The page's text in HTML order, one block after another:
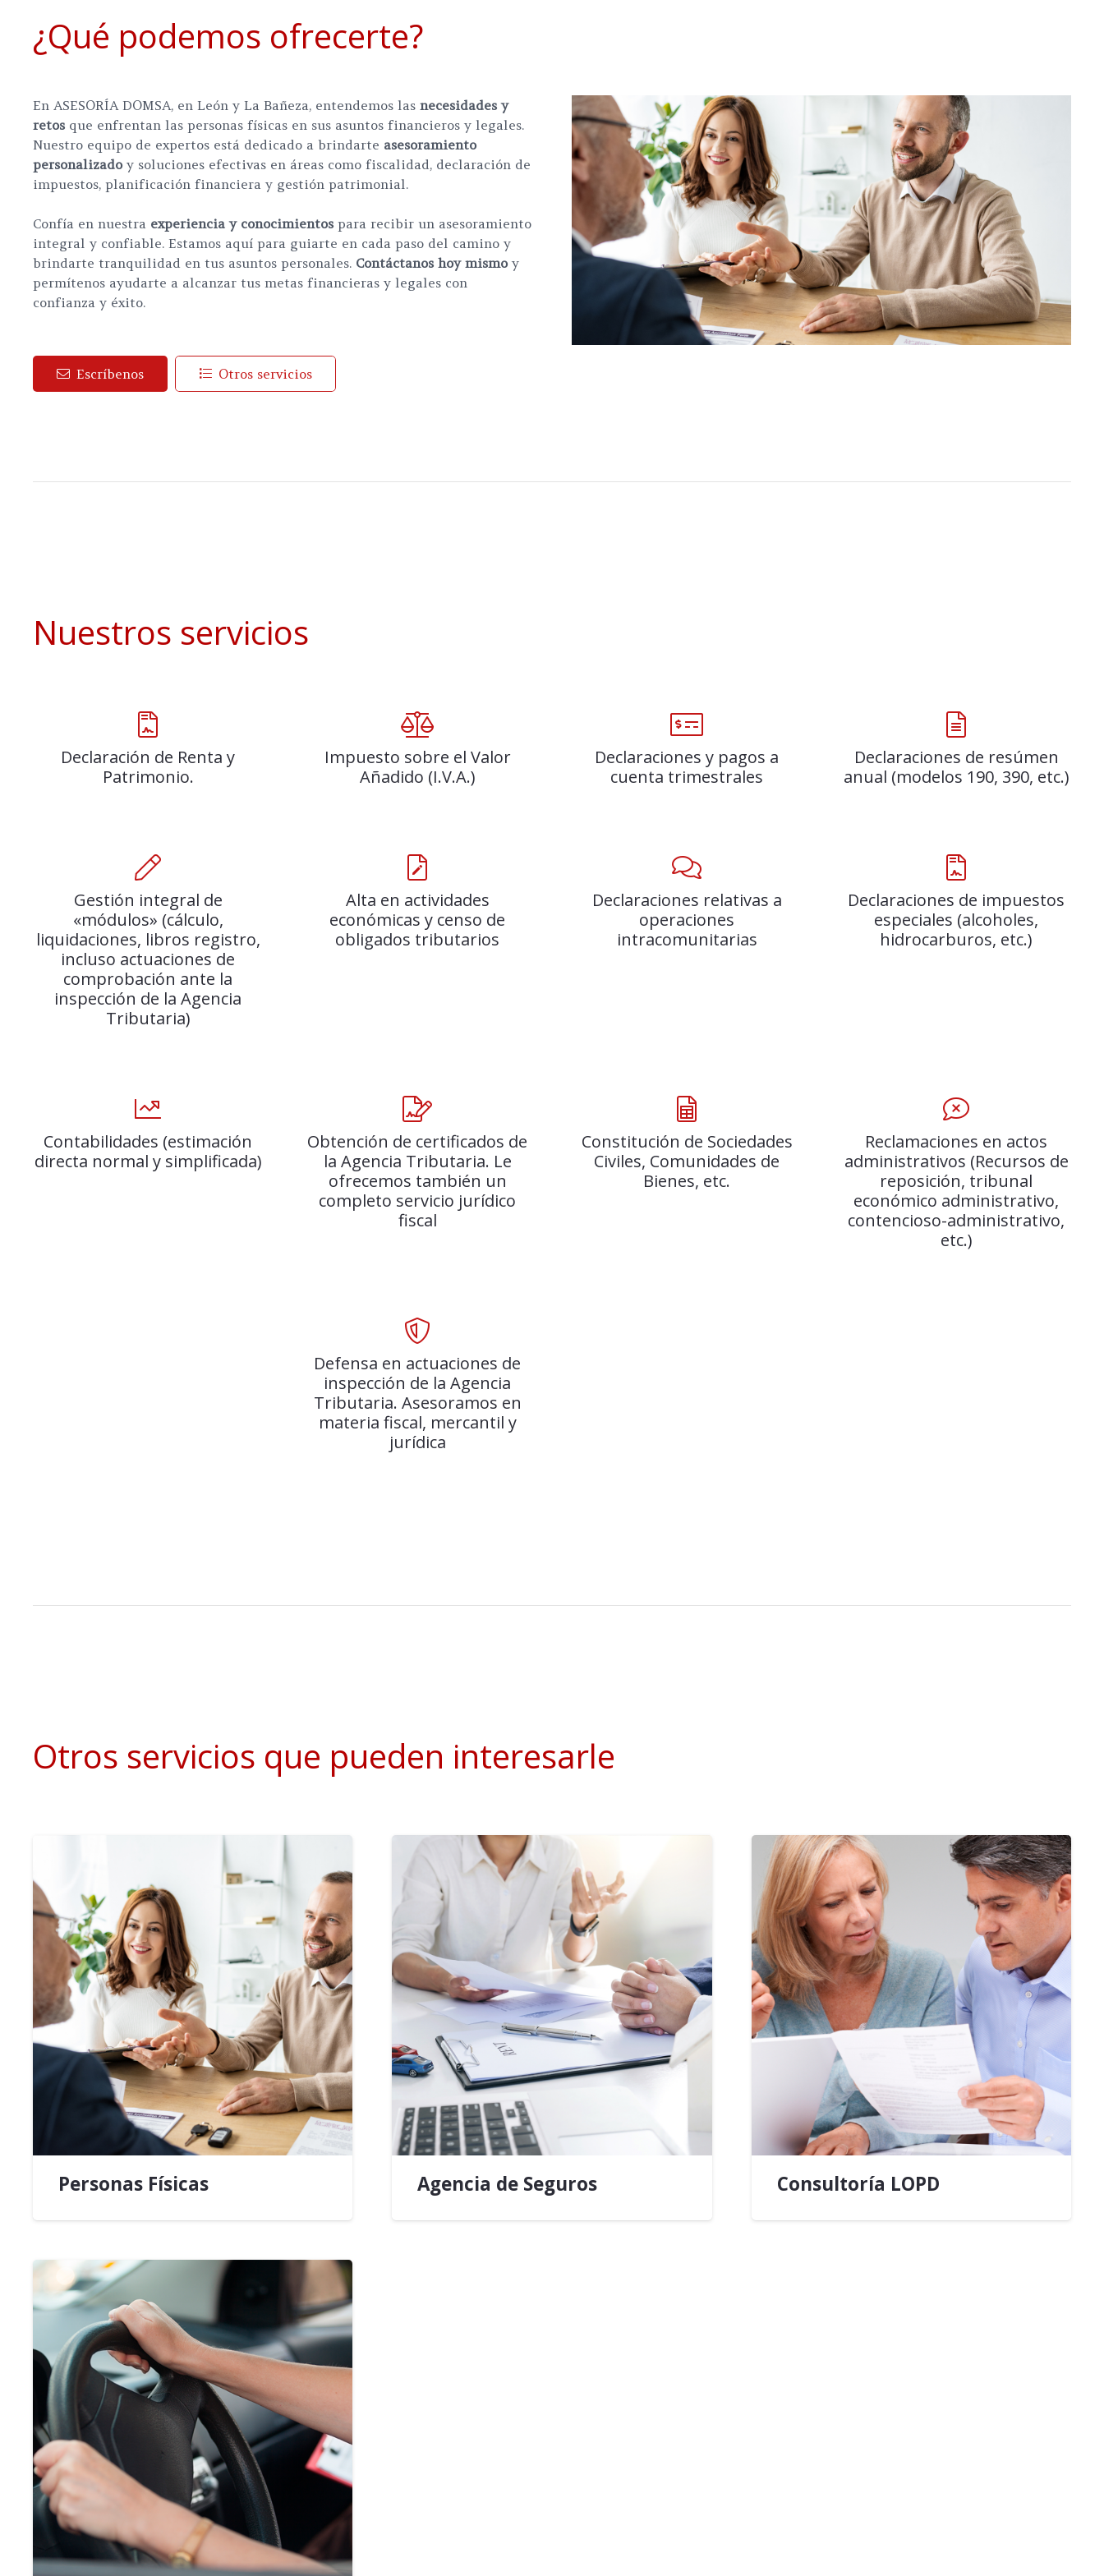
¿Qué podemos ofrecerte?
En ASESORÍA DOMSA, en León y La Bañeza, entendemos las necesidades y
retos que enfrentan las personas físicas en sus asuntos financieros y legales.
Nuestro equipo de expertos está dedicado a brindarte asesoramiento
personalizadoy soluciones efectivas en áreas como fiscalidad, declaración de
impuestos, planificación financiera y gestión patrimonial.
Confía en nuestra experiencia y conocimientos para recibir un asesoramiento
integral y confiable. Estamos aquí para guiarte en cada paso del camino y
brindarte tranquilidad en tus asuntos personales. Contáctanos hoy mismoy
permítenos ayudarte a alcanzar tus metas financieras y legales con
confianza y éxito.
Escríbenos Otros servicios
Nuestros servicios
Declaración de Renta y
Patrimonio.
Impuesto sobre el Valor
Añadido (I.V.A.)
Declaraciones y pagos a
cuenta trimestrales
Declaraciones de resúmen
anual (modelos 190, 390, etc.)
Gestión integral de
«módulos» (cálculo,
liquidaciones, libros registro,
incluso actuaciones de
comprobación ante la
inspección de la Agencia
Tributaria)
Alta en actividades
económicas y censo de
obligados tributarios
Declaraciones relativas a
operaciones
intracomunitarias
Declaraciones de impuestos
especiales (alcoholes,
hidrocarburos, etc.)
Contabilidades (estimación
directa normal y simplificada)
Obtención de certificados de
la Agencia Tributaria. Le
ofrecemos también un
completo servicio jurídico
fiscal
Constitución de Sociedades
Civiles, Comunidades de
Bienes, etc.
Reclamaciones en actos
administrativos (Recursos de
reposición, tribunal
económico administrativo,
contencioso-administrativo,
etc.)
Defensa en actuaciones de
inspección de la Agencia
Tributaria. Asesoramos en
materia fiscal, mercantil y
jurídica
Otros servicios que pueden interesarle
Personas Físicas Agencia de Seguros Consultoría LOPD